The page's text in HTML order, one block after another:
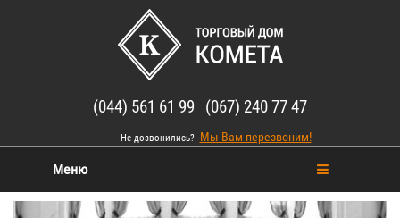
(044) 561 61 99 (067) 240 77 47
Не дозвонились? Мы Вам перезвоним!
Меню